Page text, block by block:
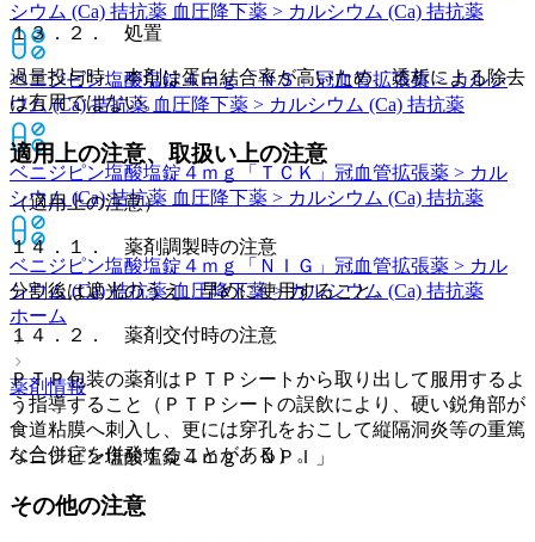
シウム (Ca) 拮抗薬 血圧降下薬 > カルシウム (Ca) 拮抗薬
ベニジピン塩酸塩錠４ｍｇ「ＮＳ」冠血管拡張薬 > カルシ
ウム (Ca) 拮抗薬 血圧降下薬 > カルシウム (Ca) 拮抗薬
ベニジピン塩酸塩錠４ｍｇ「ＴＣＫ」 冠血管拡張薬 > カル
シウム (Ca) 拮抗薬 血圧降下薬 > カルシウム (Ca) 拮抗薬
ベニジピン塩酸塩錠４ｍｇ「ＮＩＧ」 冠血管拡張薬 > カル
シウム (Ca) 拮抗薬 血圧降下薬 > カルシウム (Ca) 拮抗薬
ホーム
薬剤情報
ベニジピン塩酸塩錠４ｍｇ「ＮＰＩ」
１３．２． 処置
過量投与時、本剤は蛋白結合率が高いため、透析による除去
は有用ではない。
適用上の注意、取扱い上の注意
（適用上の注意）
１４．１． 薬剤調製時の注意
分割後は遮光のうえ、早めに使用すること。
１４．２． 薬剤交付時の注意
ＰＴＰ包装の薬剤はＰＴＰシートから取り出して服用するよ
う指導すること（ＰＴＰシートの誤飲により、硬い鋭角部が
食道粘膜へ刺入し、更には穿孔をおこして縦隔洞炎等の重篤
な合併症を併発することがある）。
その他の注意